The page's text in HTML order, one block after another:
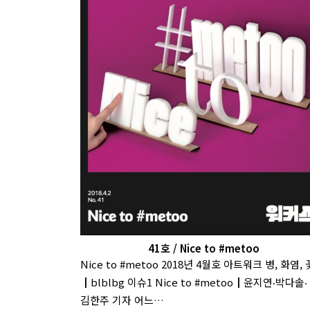
41호 / Nice to #metoo
Nice to #metoo 2018년 4월호 아트워크 병, 화염,
┃blblbg 이슈1 Nice to #metoo┃윤지연‧박다솔‧
김한주 기자 어느…